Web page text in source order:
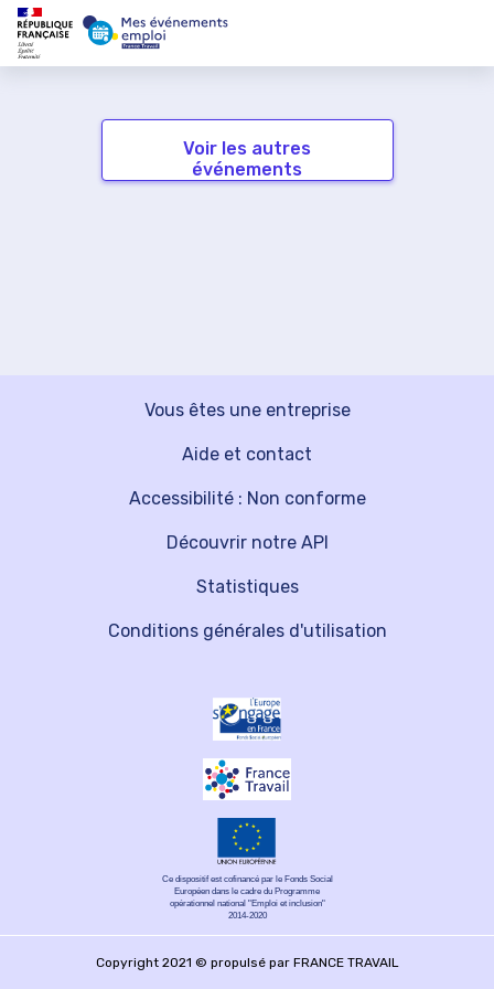
Voir les autres
événements
Vous êtes une entreprise
Découvrir notre API
Aide et contact
Statistiques
Accessibilité : Non conforme
Conditions générales d'utilisation
Ce dispositif est cofinancé par le Fonds Social
Européen dans le cadre du Programme
opérationnel national "Emploi et inclusion"
2014-2020
Copyright 2021 © propulsé par FRANCE TRAVAIL